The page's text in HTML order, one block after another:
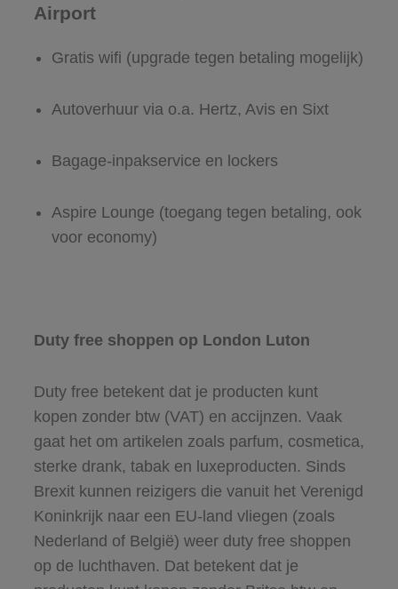
Airport
Gratis wifi (upgrade tegen betaling mogelijk)
Autoverhuur via o.a. Hertz, Avis en Sixt
Bagage-inpakservice en lockers
Aspire Lounge (toegang tegen betaling, ook
voor economy)
Duty free shoppen op London Luton
Duty free betekent dat je producten kunt
kopen zonder btw (VAT) en accijnzen. Vaak
gaat het om artikelen zoals parfum, cosmetica,
sterke drank, tabak en luxeproducten. Sinds
Brexit kunnen reizigers die vanuit het Verenigd
Koninkrijk naar een EU-land vliegen (zoals
Nederland of België) weer duty free shoppen
op de luchthaven. Dat betekent dat je